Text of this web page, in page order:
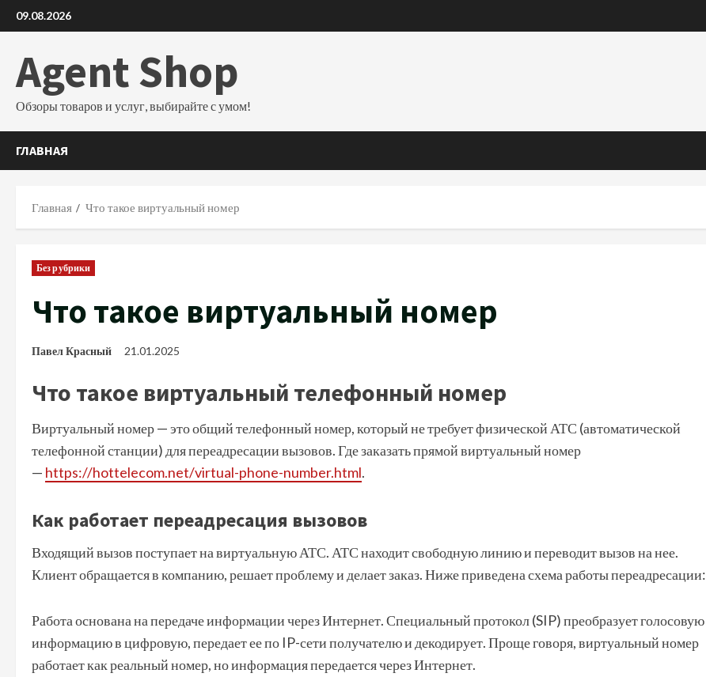
Перейти
к
09.08.2026
Agent Shop
Обзоры товаров и услуг, выбирайте с умом!
ГЛАВНАЯ
Главная Что такое виртуальный номер
Без рубрики
Что такое виртуальный номер
Павел Красный 21.01.2025
Что такое виртуальный телефонный номер
Виртуальный номер — это общий телефонный номер, который не требует физической АТС (автоматической
телефонной станции) для переадресации вызовов. Где заказать прямой виртуальный номер
— https://hottelecom.net/virtual-phone-number.html.
Как работает переадресация вызовов
Входящий вызов поступает на виртуальную АТС. АТС находит свободную линию и переводит вызов на нее.
Клиент обращается в компанию, решает проблему и делает заказ. Ниже приведена схема работы переадресации:
Работа основана на передаче информации через Интернет. Специальный протокол (SIP) преобразует голосовую
информацию в цифровую, передает ее по IP-сети получателю и декодирует. Проще говоря, виртуальный номер
работает как реальный номер, но информация передается через Интернет.